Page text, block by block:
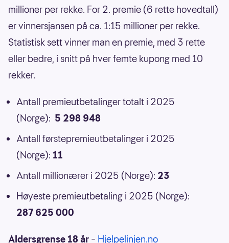
millioner per rekke. For 2. premie (6 rette hovedtall)
er vinnersjansen på ca. 1:15 millioner per rekke.
Statistisk sett vinner man en premie, med 3 rette
eller bedre, i snitt på hver femte kupong med 10
rekker.
Antall premieutbetalinger totalt i 2025
(Norge): 5 298 948
Antall førstepremieutbetalinger i 2025
(Norge): 11
Antall millionærer i 2025 (Norge): 23
Høyeste premieutbetaling i 2025 (Norge):
287 625 000
Aldersgrense 18 år – Hjelpelinjen.no